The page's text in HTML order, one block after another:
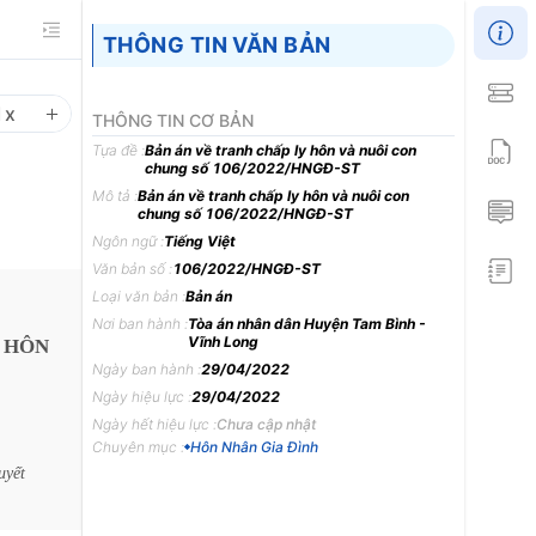
x
HÔN
THÔNG TIN VĂN BẢN
THÔNG TIN CƠ BẢN
Tựa đề :Bản án về tranh chấp ly hôn và nuôi con
chung số 106/2022/HNGĐ-ST
Mô tả :Bản án về tranh chấp ly hôn và nuôi con
chung số 106/2022/HNGĐ-ST
Ngôn ngữ :Tiếng Việt
Văn bản số :106/2022/HNGĐ-ST
Loại văn bản :Bản án
Nơi ban hành :Tòa án nhân dân Huyện Tam Bình -
Vĩnh Long
Ngày ban hành :29/04/2022
Ngày hiệu lực :29/04/2022
Ngày hết hiệu lực :Chưa cập nhật
Chuyên mục : Hôn Nhân Gia Đình